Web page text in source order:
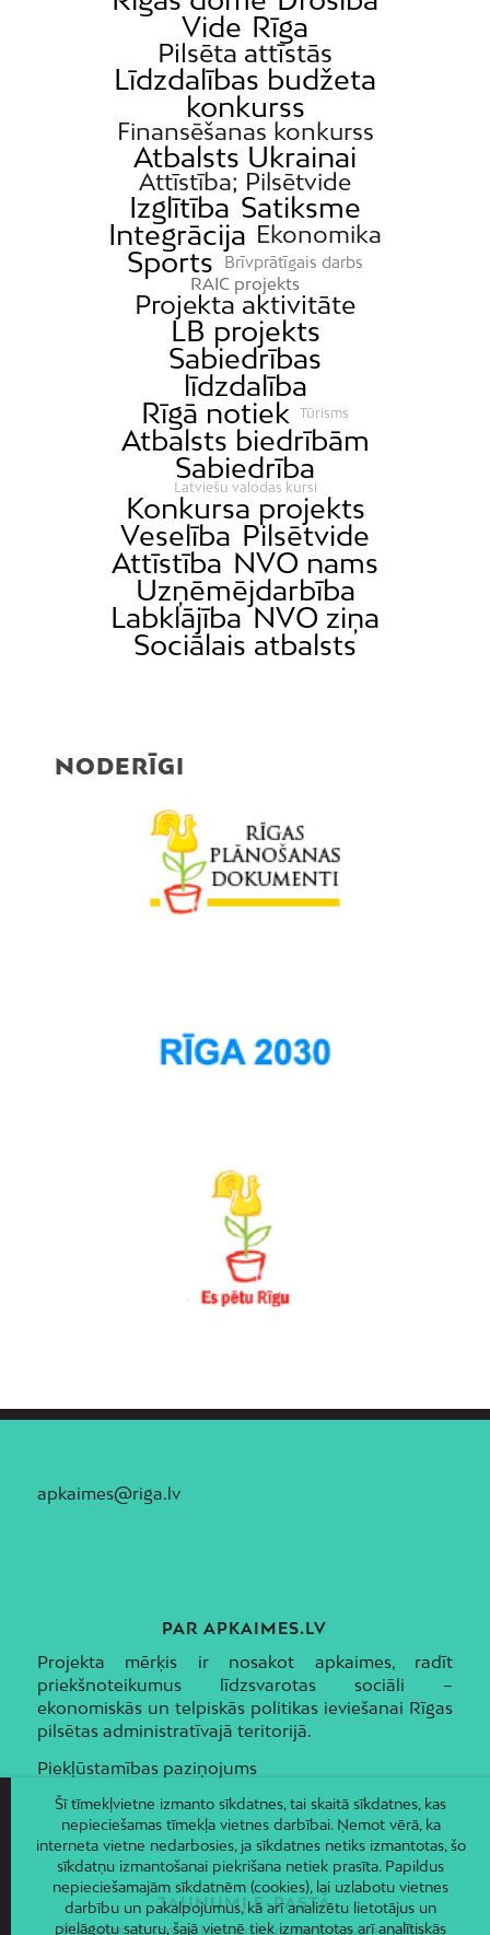
Vide Rīga
Pilsēta attīstās
Līdzdalības budžeta
konkurss
Finansēšanas konkurss
Atbalsts Ukrainai
Attīstība; Pilsētvide
Izglītība Satiksme
Integrācija Ekonomika
Sports Brīvprātīgais darbs
RAIC projekts
Projekta aktivitāte
LB projekts
Sabiedrības
līdzdalība
Rīgā notiek
Tūrisms
Atbalsts biedrībām
Sabiedrība
Latviešu valodas kursi
Konkursa projekts
Veselība Pilsētvide
Attīstība NVO nams
Uzņēmējdarbība
Labklājība NVO ziņa
Sociālais atbalsts
NODERĪGI
apkaimes@riga.lv
PAR APKAIMES.LV
Projekta mērķis ir nosakot apkaimes, radīt
priekšnoteikumus līdzsvarotas sociāli –
ekonomiskās un telpiskās politikas ieviešanai Rīgas
pilsētas administratīvajā teritorijā.
Piekļūstamības paziņojums
JAUNUMI E-PASTĀ
Piesakies un saņem jaunāko informāciju savā e-pastā!
Šī tīmekļvietne izmanto sīkdatnes, tai skaitā sīkdatnes, kas
nepieciešamas tīmekļa vietnes darbībai. Ņemot vērā, ka
interneta vietne nedarbosies, ja sīkdatnes netiks izmantotas, šo
sīkdatņu izmantošanai piekrišana netiek prasīta. Papildus
nepieciešamajām sīkdatnēm (cookies), lai uzlabotu vietnes
darbību un pakalpojumus, kā arī analizētu lietotājus un
pielāgotu saturu, šajā vietnē tiek izmantotas arī analītiskās